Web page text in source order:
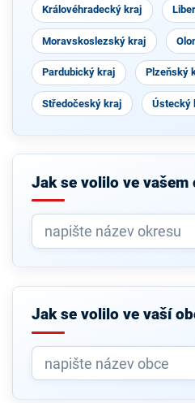
Královéhradecký kraj
Moravskoslezský kraj
Pardubický kraj Plzeňský
Středočeský kraj Ústecký
Jak se volilo ve vašem
Jak se volilo ve vaší